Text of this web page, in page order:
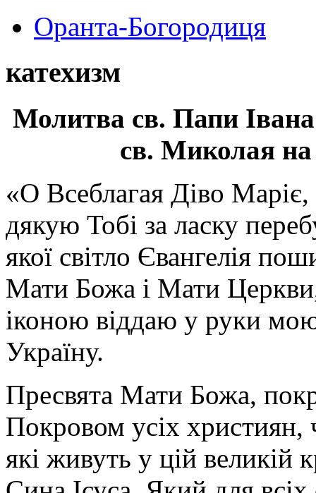
Оранта-Богородиця
катехизм
Молитва св. Папи
св. Миколая на
«О Всеблагая Діво
дякую Тобі за ласку
якої світло Євангелія
Мати Божа і Мати
іконою віддаю у руки
Україну.
Пресвята Мати Божа,
Покровом усіх християн,
які живуть у цій великій